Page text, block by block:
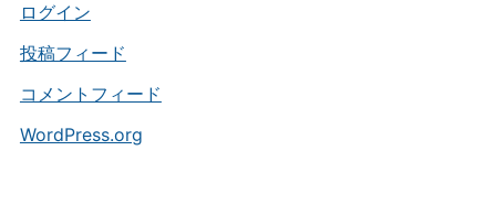
ー
ログイン
投稿フィード
コメントフィード
WordPress.org